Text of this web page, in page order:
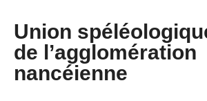
Union
de l’agglomération
nancéienne